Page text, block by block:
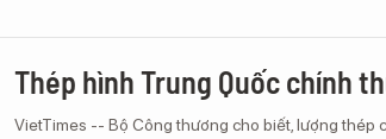
Thép hình Trung Quốc chính
VietTimes -- Bộ Công thương cho biết, lượng thép